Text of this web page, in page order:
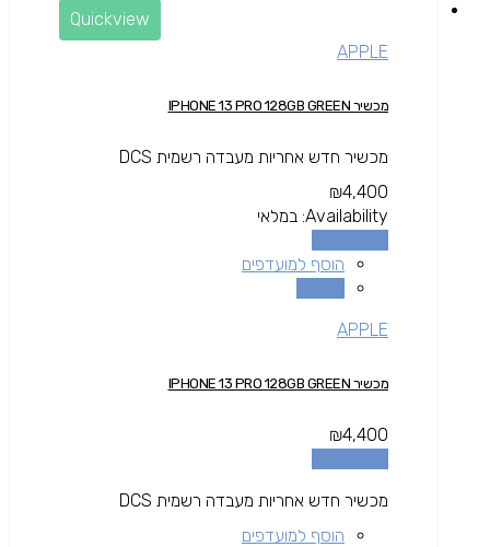
Quickview
APPLE
מכשיר IPHONE 13 PRO 128GB GREEN
מכשיר חדש אחריות מעבדה רשמית DCS
₪4,400
Availability: במלאי
הוסף למועדפים
APPLE
מכשיר IPHONE 13 PRO 128GB GREEN
₪4,400
מכשיר חדש אחריות מעבדה רשמית DCS
הוסף למועדפים